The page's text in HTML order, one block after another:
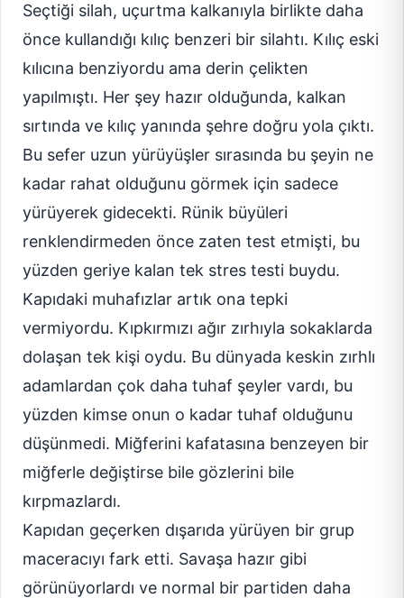
Seçtiği silah, uçurtma kalkanıyla birlikte daha
önce kullandığı kılıç benzeri bir silahtı. Kılıç eski
kılıcına benziyordu ama derin çelikten
yapılmıştı. Her şey hazır olduğunda, kalkan
sırtında ve kılıç yanında şehre doğru yola çıktı.
Bu sefer uzun yürüyüşler sırasında bu şeyin ne
kadar rahat olduğunu görmek için sadece
yürüyerek gidecekti. Rünik büyüleri
renklendirmeden önce zaten test etmişti, bu
yüzden geriye kalan tek stres testi buydu.
Kapıdaki muhafızlar artık ona tepki
vermiyordu. Kıpkırmızı ağır zırhıyla sokaklarda
dolaşan tek kişi oydu. Bu dünyada keskin zırhlı
adamlardan çok daha tuhaf şeyler vardı, bu
yüzden kimse onun o kadar tuhaf olduğunu
düşünmedi. Miğferini kafatasına benzeyen bir
miğferle değiştirse bile gözlerini bile
kırpmazlardı.
Kapıdan geçerken dışarıda yürüyen bir grup
maceracıyı fark etti. Savaşa hazır gibi
görünüyorlardı ve normal bir partiden daha